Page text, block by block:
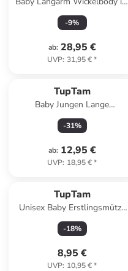
5er Set in orange
-9%
ab: 28,95 €
UVP: 31,95 €*
TupTam
Baby Jungen Lange
Pumphose 3er Pack in
grau/beige
-31%
ab: 12,95 €
UVP: 18,95 €*
TupTam
Unisex Baby Erstlingsmütze
zum Binden 2er Pack in grau
Modell 1
-18%
8,95 €
UVP: 10,95 €*